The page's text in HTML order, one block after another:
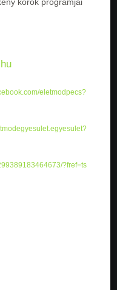
eletmodpecs?
?fref=ts